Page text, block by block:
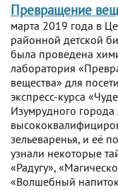
Превращение
марта 2019 года в
районной детской
была проведена
лаборатория
вещества» для
экспресс-курса
Изумрудного города
зельеваренья, и её
узнали некоторые
«Радугу»,
«Волшебный